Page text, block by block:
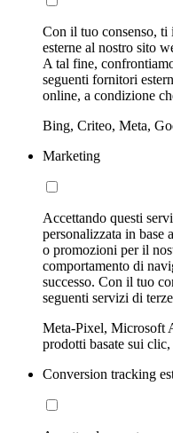
Con il tuo consenso, ti
esterne al nostro sito
A tal fine,
seguenti fornitori
online, a condizione
Bing, Criteo, Meta,
Marketing
Accettando questi
personalizzata in base
o promozioni per il
comportamento di
successo. Con il tuo
seguenti servizi di
Meta-Pixel, Microsoft
prodotti basate sui
Conversion tracking